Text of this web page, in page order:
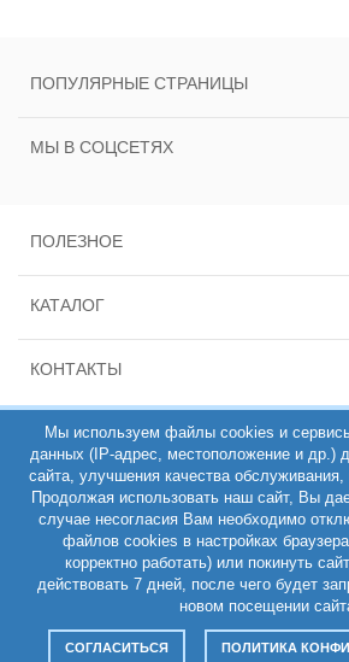
ПОПУЛЯРНЫЕ СТРАНИЦЫ
МЫ В СОЦСЕТЯХ
ПОЛЕЗНОЕ
КАТАЛОГ
КОНТАКТЫ
ИНН 781431135163, ОГРН
РЕМЕШОП 2011-2026
Полная версия
Мы используем файлы cookies и
данных (IP-адрес, местоположение и др.)
сайта, улучшения качества
Продолжая использовать наш сайт, Вы
случае несогласия Вам необходимо
файлов cookies в настройках
корректно работать) или покинуть
действовать 7 дней, после чего будет
новом посещении
СОГЛАСИТЬСЯ ПОЛИТИКА